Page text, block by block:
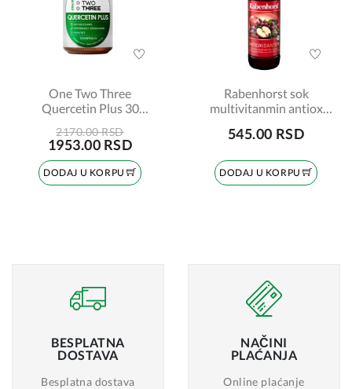
One Two Three
Quercetin Plus 30
2170.00 RSD
1953.00 RSD
DODAJ U KORPU
Rabenhorst sok
multivitanmin antiox
545.00 RSD
DODAJ U KORPU
BESPLATNA
DOSTAVA
Besplatna dostava
NAČINI
PLAĆANJA
Online plaćanje